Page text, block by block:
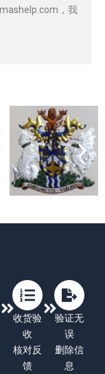
，我
收货验
收
核对反
馈
验证无
误
删除信
息